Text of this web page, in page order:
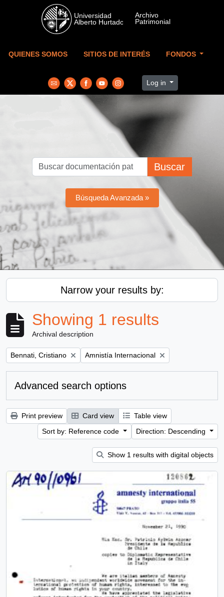
Skip to main content
QUIENES SOMOS SITIOS DE INTERÉS FONDOS
Log in
Buscar
Búsqueda Avanzada »
Narrow your results by:
Showing 1 results
Archival description
Remove filter:
Bennati, Cristiano Remove filter:
Amnistía Internacional
Advanced search options
Print preview Card view
Table view
Sort by: Reference code
Direction: Descending
Show 1 results with digital objects